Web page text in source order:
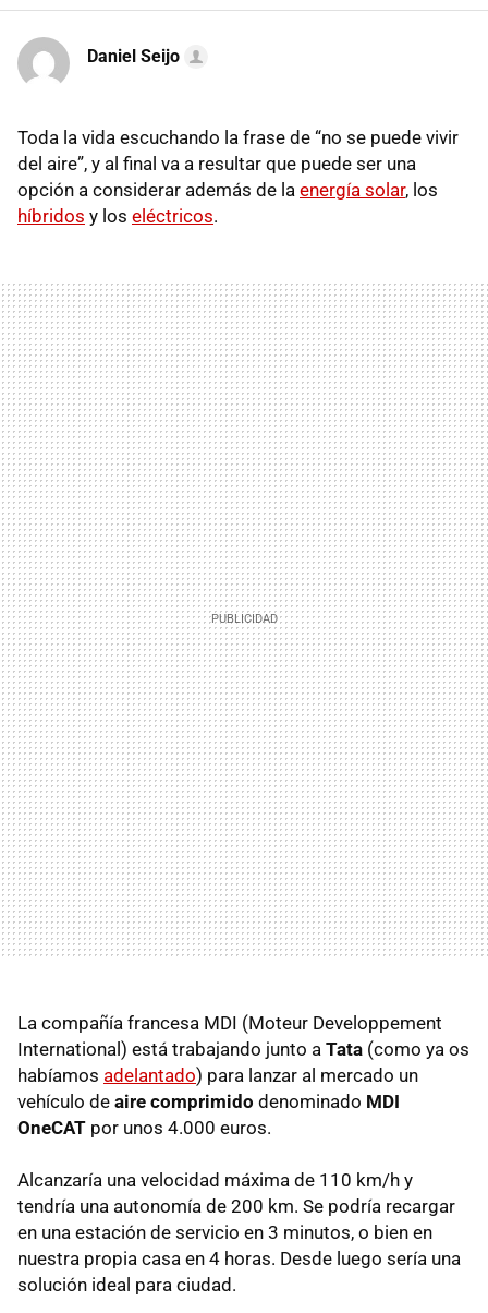
Daniel Seijo
Toda la vida escuchando la frase de “no se puede vivir
del aire”, y al final va a resultar que puede ser una
opción a considerar además de la energía solar, los
híbridos y los eléctricos.
La compañía francesa MDI (Moteur Developpement
International) está trabajando junto a Tata (como ya os
habíamos adelantado) para lanzar al mercado un
vehículo de aire comprimido denominado MDI
OneCAT por unos 4.000 euros.
Alcanzaría una velocidad máxima de 110 km/h y
tendría una autonomía de 200 km. Se podría recargar
en una estación de servicio en 3 minutos, o bien en
nuestra propia casa en 4 horas. Desde luego sería una
solución ideal para ciudad.